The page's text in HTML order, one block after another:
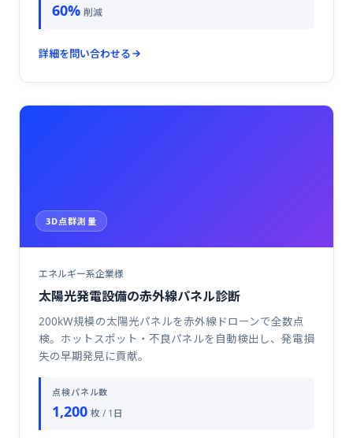
60% 削減
詳細を問い合わせる
3D点群測量
エネルギー系企業様
太陽光発電設備の赤外線パネル診断
200kW規模の太陽光パネルを赤外線ドローンで全数点
検。ホットスポット・不良パネルを自動検出し、発電損
失の早期発見に貢献。
点検パネル数
1,200 枚 / 1日